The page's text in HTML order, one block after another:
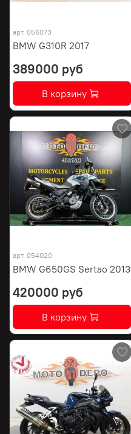
арт. 056073
BMW G310R 2017
389000 руб
В корзину
арт. 054020
BMW G650GS Sertao 2013
420000 руб
В корзину